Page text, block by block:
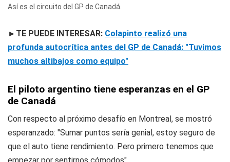
Así es el circuito del GP de Canadá.
►TE PUEDE INTERESAR: Colapinto realizó una
profunda autocrítica antes del GP de Canadá: "Tuvimos
muchos altibajos como equipo"
El piloto argentino tiene esperanzas en el GP
de Canadá
Con respecto al próximo desafío en Montreal, se mostró
esperanzado: "Sumar puntos sería genial, estoy seguro de
que el auto tiene rendimiento. Pero primero tenemos que